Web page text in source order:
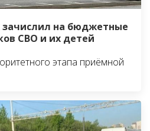
зачислил на бюджетные
СВО и их детей
этапа приёмной